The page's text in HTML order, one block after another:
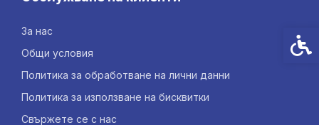
За нас
Общи условия
Политика за обработване на лични данни
Политика за използване на бисквитки
Свържете се с нас